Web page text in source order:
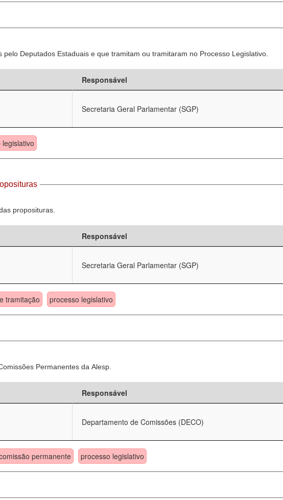
Deputados Estaduais e que tramitam ou tramitaram no Processo Legislativo.
Responsável
Secretaria Geral Parlamentar (SGP)
proposituras.
Responsável
Secretaria Geral Parlamentar (SGP)
tramitação processo legislativo
Permanentes da Alesp.
Responsável
Departamento de Comissões (DECO)
permanente processo legislativo